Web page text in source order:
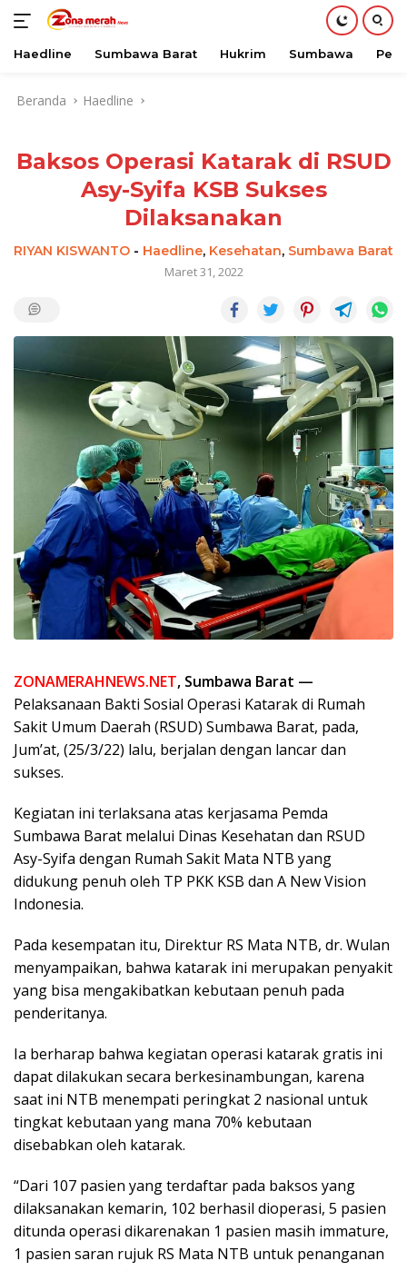
Haedline Sumbawa Barat Hukrim Sumbawa
Beranda Haedline
Baksos Operasi Katarak di RSUD
Asy-Syifa KSB Sukses
Dilaksanakan
RIYAN KISWANTO - Haedline, Kesehatan, Sumbawa Barat
Maret 31, 2022
ZONAMERAHNEWS.NET, Sumbawa Barat —
Pelaksanaan Bakti Sosial Operasi Katarak di Rumah
Sakit Umum Daerah (RSUD) Sumbawa Barat, pada,
Jum’at, (25/3/22) lalu, berjalan dengan lancar dan
sukses.
Kegiatan ini terlaksana atas kerjasama Pemda
Sumbawa Barat melalui Dinas Kesehatan dan RSUD
Asy-Syifa dengan Rumah Sakit Mata NTB yang
didukung penuh oleh TP PKK KSB dan A New Vision
Indonesia.
Pada kesempatan itu, Direktur RS Mata NTB, dr. Wulan
menyampaikan, bahwa katarak ini merupakan penyakit
yang bisa mengakibatkan kebutaan penuh pada
penderitanya.
Ia berharap bahwa kegiatan operasi katarak gratis ini
dapat dilakukan secara berkesinambungan, karena
saat ini NTB menempati peringkat 2 nasional untuk
tingkat kebutaan yang mana 70% kebutaan
disebabkan oleh katarak.
“Dari 107 pasien yang terdaftar pada baksos yang
dilaksanakan kemarin, 102 berhasil dioperasi, 5 pasien
ditunda operasi dikarenakan 1 pasien masih immature,
1 pasien saran rujuk RS Mata NTB untuk penanganan